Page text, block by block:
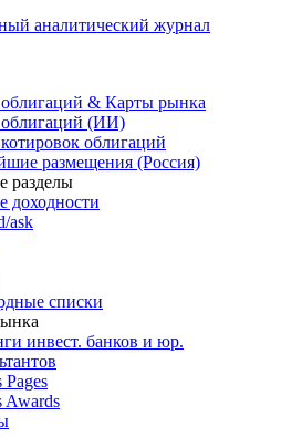
аналитический журнал
& Карты рынка
(ИИ)
облигаций
размещения (Россия)
разделы
ask
списки
инвест. банков и юр.